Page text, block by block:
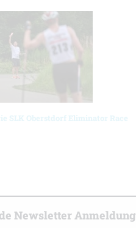
SLK Oberstdorf Eliminator Race
Newsletter Anmeldung